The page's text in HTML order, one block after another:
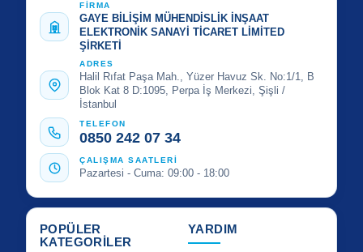
FİRMA
GAYE BİLİŞİM MÜHENDİSLİK İNŞAAT
ELEKTRONİK SANAYİ TİCARET LİMİTED
ŞİRKETİ
ADRES
Halil Rıfat Paşa Mah., Yüzer Havuz Sk. No:1/1, B
Blok Kat 8 D:1095, Perpa İş Merkezi, Şişli /
İstanbul
TELEFON
0850 242 07 34
ÇALIŞMA SAATLERİ
Pazartesi - Cuma: 09:00 - 18:00
POPÜLER
KATEGORİLER
YARDIM